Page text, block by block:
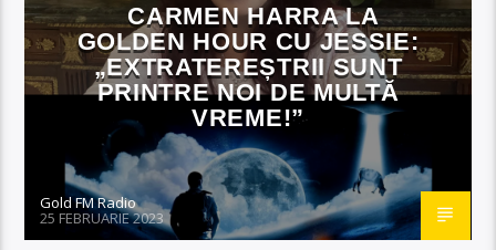
CARMEN HARRA LA
GOLDEN HOUR CU JESSIE:
„EXTRATEREȘTRII SUNT
PRINTRE NOI DE MULTĂ
VREME!”
Gold FM Radio
25 FEBRUARIE 2023